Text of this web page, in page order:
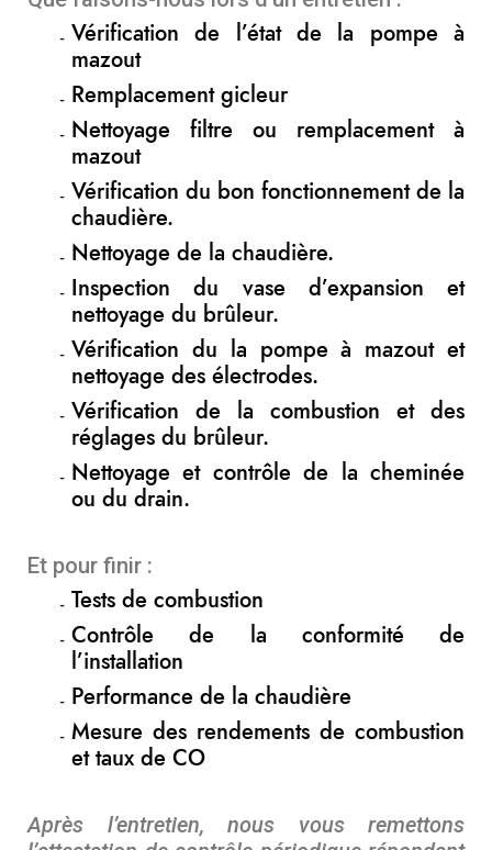
Vérification de l’état de la pompe à
mazout
Remplacement gicleur
Nettoyage filtre ou remplacement à
mazout
Vérification du bon fonctionnement de la
chaudière.
Nettoyage de la chaudière.
Inspection du vase d’expansion et
nettoyage du brûleur.
Vérification du la pompe à mazout et
nettoyage des électrodes.
Vérification de la combustion et des
réglages du brûleur.
Nettoyage et contrôle de la cheminée
ou du drain.
Et pour finir :
Tests de combustion
Contrôle de la conformité de
l’installation
Performance de la chaudière
Mesure des rendements de combustion
et taux de CO
Après l’entretien, nous vous remettons